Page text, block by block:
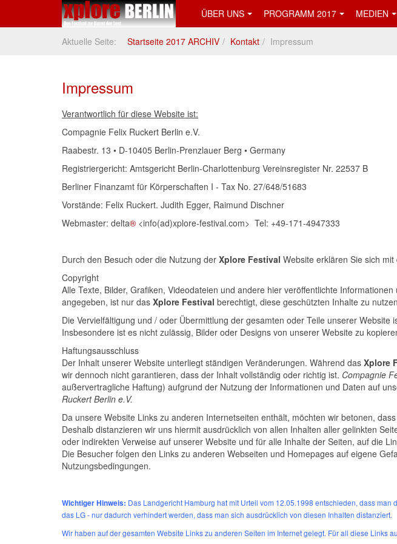
ÜBER UNS PROGRAMM 2017 MEDIEN
Aktuelle Seite: Startseite 2017 ARCHIV Kontakt Impressum
Impressum
Verantwortlich für diese Website ist:
Compagnie Felix Ruckert Berlin e.V.
Raabestr. 13 • D-10405 Berlin-Prenzlauer Berg • Germany
Registriergericht: Amtsgericht Berlin-Charlottenburg Vereinsregister Nr. 22537 B
Berliner Finanzamt für Körperschaften I - Tax No. 27/648/51683
Vorstände: Felix Ruckert. Judith Egger, Raimund Dischner
Webmaster: delta® <info(ad)xplore-festival.com> Tel: +49-171-4947333
Durch den Besuch oder die Nutzung der Xplore Festival Website erklären Sie sich
Copyright
Alle Texte, Bilder, Grafiken, Videodateien und andere hier veröffentlichte
angegeben, ist nur das Xplore Festival berechtigt, diese geschützten Inhalte zu
Die Vervielfältigung und / oder Übermittlung der gesamten oder Teile unserer Website
Insbesondere ist es nicht zulässig, Bilder oder Designs von unserer Website zu
Haftungsausschluss
Der Inhalt unserer Website unterliegt ständigen Veränderungen. Während das Xplore
wir dennoch nicht garantieren, dass der Inhalt vollständig oder richtig ist. Compagnie
außervertragliche Haftung) aufgrund der Nutzung der Informationen und Daten auf
Ruckert Berlin e.V.
Da unsere Website Links zu anderen Internetseiten enthält, möchten wir betonen,
Deshalb distanzieren wir uns hiermit ausdrücklich von allen Inhalten aller gelinkten
oder indirekten Verweise auf unserer Website und für alle Inhalte der Seiten, auf die
Die Besucher folgen den Links zu anderen Webseiten und Homepages auf eigene
Nutzungsbedingungen.
Wichtiger Hinweis: Das Landgericht Hamburg hat mit Urteil vom 12.05.1998 entschieden, dass
das LG - nur dadurch verhindert werden, dass man sich ausdrücklich von diesen Inhalten distanziert.
Wir haben auf der gesamten Website Links zu anderen Seiten im Internet gelegt. Für all diese Links